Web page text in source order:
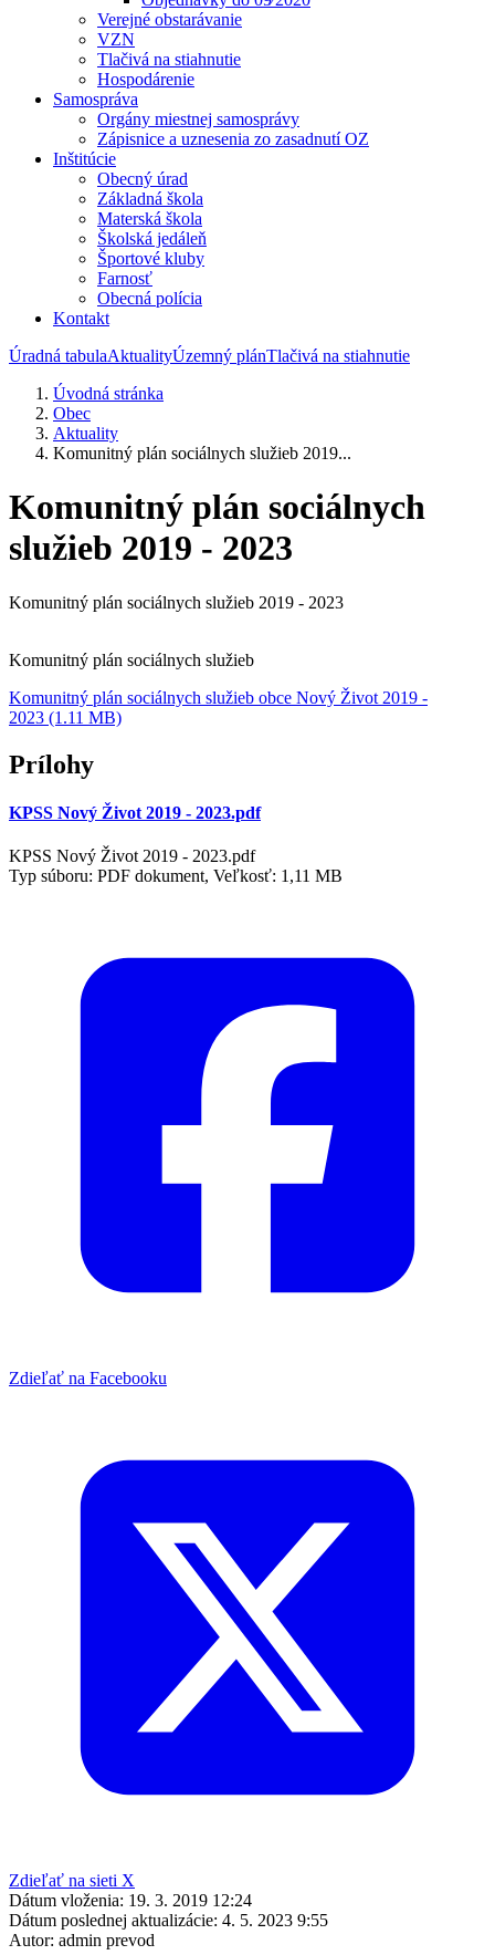
Verejné obstarávanie
VZN
Tlačivá na stiahnutie
Hospodárenie
Samospráva
Orgány miestnej samosprávy
Zápisnice a uznesenia zo zasadnutí OZ
Inštitúcie
Obecný úrad
Základná škola
Materská škola
Školská jedáleň
Športové kluby
Farnosť
Obecná polícia
Kontakt
Úradná tabulaAktualityÚzemný plánTlačivá na stiahnutie
Úvodná stránka
Obec
Aktuality
Komunitný plán sociálnych služieb 2019...
Komunitný plán sociálnych
služieb 2019 - 2023
Komunitný plán sociálnych služieb 2019 - 2023
Komunitný plán sociálnych služieb
Komunitný plán sociálnych služieb obce Nový Život 2019 -
2023 (1.11 MB)
Prílohy
KPSS Nový Život 2019 - 2023.pdf
KPSS Nový Život 2019 - 2023.pdf
Typ súboru: PDF dokument, Veľkosť: 1,11 MB
Zdieľať na Facebooku
Zdieľať na sieti X
Dátum vloženia: 19. 3. 2019 12:24
Dátum poslednej aktualizácie: 4. 5. 2023 9:55
Autor: admin prevod